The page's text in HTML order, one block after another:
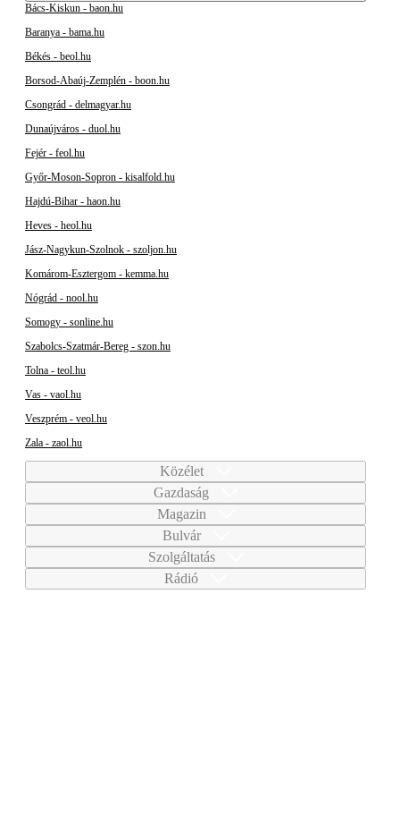
Bács-Kiskun - baon.hu
Baranya - bama.hu
Békés - beol.hu
Borsod-Abaúj-Zemplén - boon.hu
Csongrád - delmagyar.hu
Dunaújváros - duol.hu
Fejér - feol.hu
Győr-Moson-Sopron - kisalfold.hu
Hajdú-Bihar - haon.hu
Heves - heol.hu
Jász-Nagykun-Szolnok - szoljon.hu
Komárom-Esztergom - kemma.hu
Nógrád - nool.hu
Somogy - sonline.hu
Szabolcs-Szatmár-Bereg - szon.hu
Tolna - teol.hu
Vas - vaol.hu
Veszprém - veol.hu
Zala - zaol.hu
Közélet
Gazdaság
Magazin
Bulvár
Szolgáltatás
Rádió